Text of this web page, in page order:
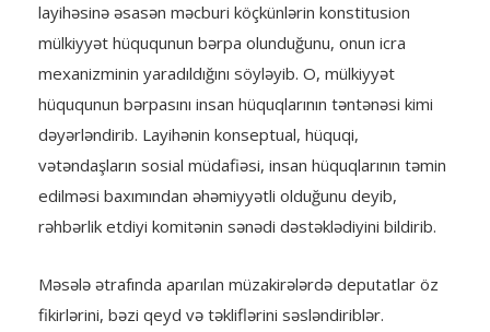
layihəsinə əsasən məcburi köçkünlərin konstitusion
mülkiyyət hüququnun bərpa olunduğunu, onun icra
mexanizminin yaradıldığını söyləyib. O, mülkiyyət
hüququnun bərpasını insan hüquqlarının təntənəsi kimi
dəyərləndirib. Layihənin konseptual, hüquqi,
vətəndaşların sosial müdafiəsi, insan hüquqlarının təmin
edilməsi baxımından əhəmiyyətli olduğunu deyib,
rəhbərlik etdiyi komitənin sənədi dəstəklədiyini bildirib.
Məsələ ətrafında aparılan müzakirələrdə deputatlar öz
fikirlərini, bəzi qeyd və təkliflərini səsləndiriblər.